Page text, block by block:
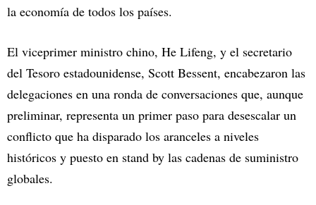
la economía de todos los países.
El viceprimer ministro chino, He Lifeng, y el secretario
del Tesoro estadounidense, Scott Bessent, encabezaron las
delegaciones en una ronda de conversaciones que, aunque
preliminar, representa un primer paso para desescalar un
conflicto que ha disparado los aranceles a niveles
históricos y puesto en stand by las cadenas de suministro
globales.